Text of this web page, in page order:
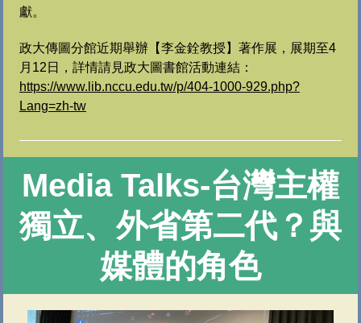
獻。
政大傳圖分館近期舉辦【李金銓教授】著作展，展期至4
月12日，詳情請見政大圖書館活動連結：
https://www.lib.nccu.edu.tw/p/404-1000-929.php?
Lang=zh-tw
Media Talks-台灣主權
獨立、外省第二代？與
媒體的角色